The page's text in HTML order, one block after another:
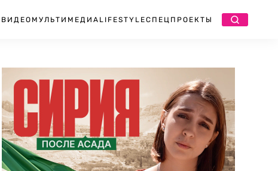
ВИДЕО МУЛЬТИМЕДИА LIFESTYLEСПЕЦПРОЕКТЫ